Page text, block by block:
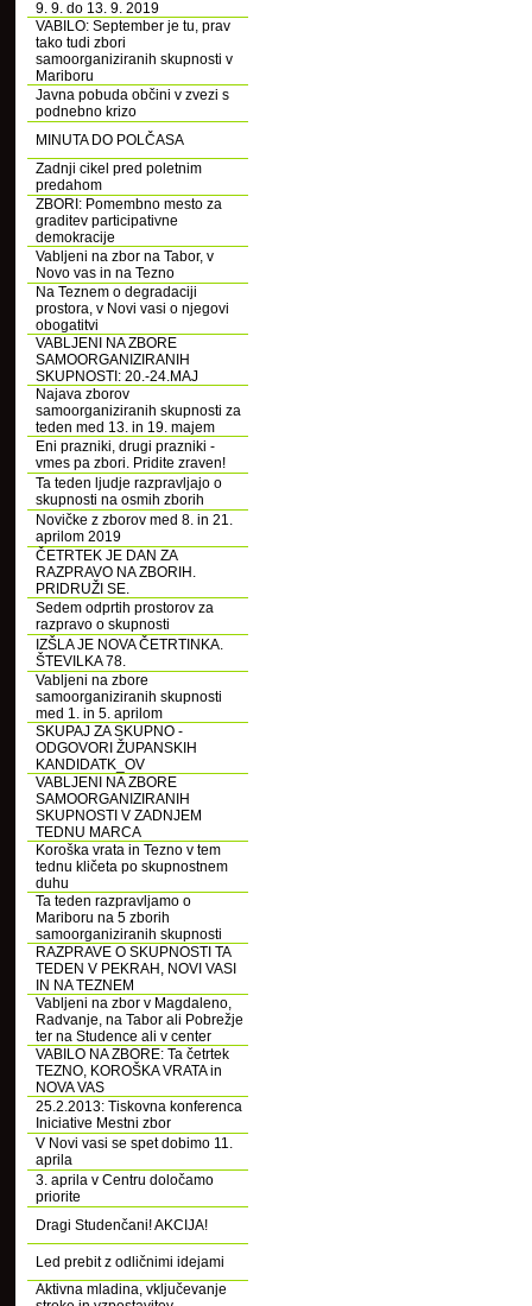
9. 9. do 13. 9. 2019
VABILO: September je tu, prav
tako tudi zbori
samoorganiziranih skupnosti v
Mariboru
Javna pobuda občini v zvezi s
podnebno krizo
MINUTA DO POLČASA
Zadnji cikel pred poletnim
predahom
ZBORI: Pomembno mesto za
graditev participativne
demokracije
Vabljeni na zbor na Tabor, v
Novo vas in na Tezno
Na Teznem o degradaciji
prostora, v Novi vasi o njegovi
obogatitvi
VABLJENI NA ZBORE
SAMOORGANIZIRANIH
SKUPNOSTI: 20.-24.MAJ
Najava zborov
samoorganiziranih skupnosti za
teden med 13. in 19. majem
Eni prazniki, drugi prazniki -
vmes pa zbori. Pridite zraven!
Ta teden ljudje razpravljajo o
skupnosti na osmih zborih
Novičke z zborov med 8. in 21.
aprilom 2019
ČETRTEK JE DAN ZA
RAZPRAVO NA ZBORIH.
PRIDRUŽI SE.
Sedem odprtih prostorov za
razpravo o skupnosti
IZŠLA JE NOVA ČETRTINKA.
ŠTEVILKA 78.
Vabljeni na zbore
samoorganiziranih skupnosti
med 1. in 5. aprilom
SKUPAJ ZA SKUPNO -
ODGOVORI ŽUPANSKIH
KANDIDATK_OV
VABLJENI NA ZBORE
SAMOORGANIZIRANIH
SKUPNOSTI V ZADNJEM
TEDNU MARCA
Koroška vrata in Tezno v tem
tednu kličeta po skupnostnem
duhu
Ta teden razpravljamo o
Mariboru na 5 zborih
samoorganiziranih skupnosti
RAZPRAVE O SKUPNOSTI TA
TEDEN V PEKRAH, NOVI VASI
IN NA TEZNEM
Vabljeni na zbor v Magdaleno,
Radvanje, na Tabor ali Pobrežje
ter na Studence ali v center
VABILO NA ZBORE: Ta četrtek
TEZNO, KOROŠKA VRATA in
NOVA VAS
25.2.2013: Tiskovna konferenca
Iniciative Mestni zbor
V Novi vasi se spet dobimo 11.
aprila
3. aprila v Centru določamo
priorite
Dragi Studenčani! AKCIJA!
Led prebit z odličnimi idejami
Aktivna mladina, vključevanje